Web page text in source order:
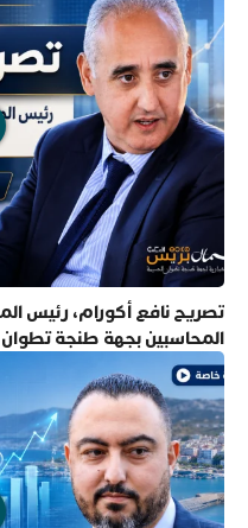
تصريح نافع أكورام، رئيس
المحاسبين بجهة طنجة